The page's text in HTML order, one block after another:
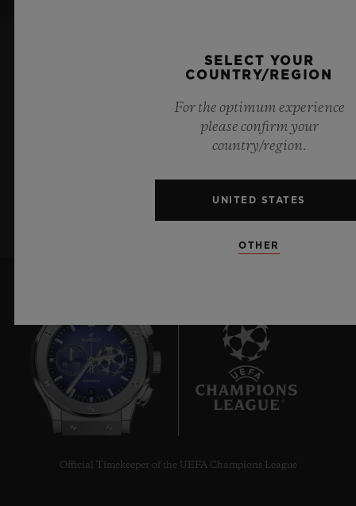
KEEP ME UPDATED
I want to stay up to date with the latest
Hublot news.
Official Timekeeper of the UEFA Champions League
SELECT YOUR
COUNTRY/REGION
For the optimum experience
please confirm your
country/region.
UNITED STATES
OTHER